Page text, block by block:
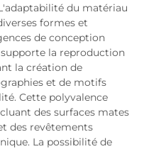
du matériau
formes et
de conception
la reproduction
la création de
et de motifs
Cette polyvalence
des surfaces mates
des revêtements
La possibilité de